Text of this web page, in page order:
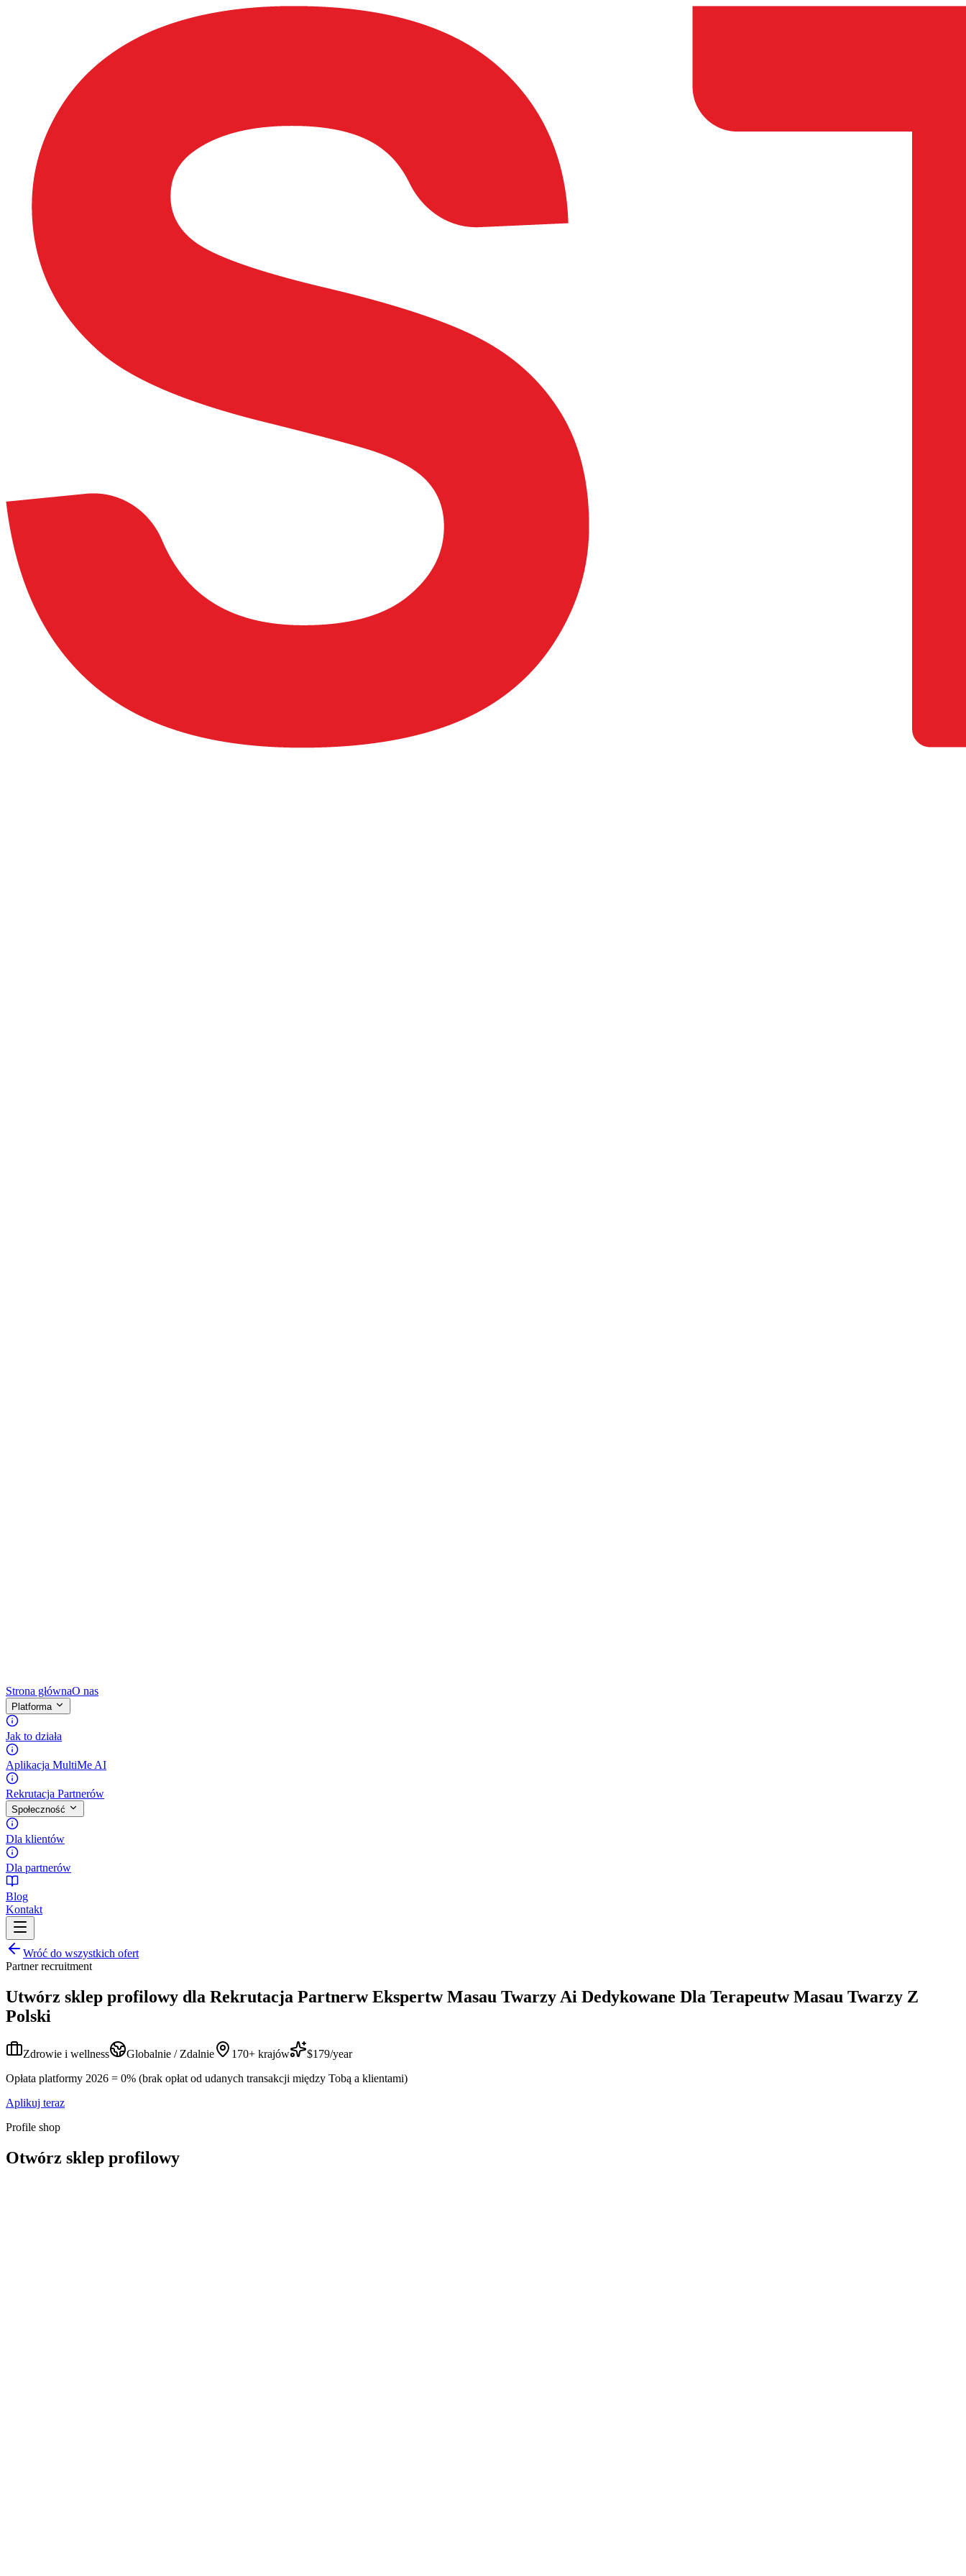
Strona głównaO nas
Platforma
Jak to działa
Aplikacja MultiMe AI
Rekrutacja Partnerów
Społeczność
Dla klientów
Dla partnerów
Blog
Kontakt
Wróć do wszystkich ofert
Partner recruitment
Utwórz sklep profilowy dla Rekrutacja Partnerw Ekspertw Masau Twarzy Ai Dedykowane Dla Terapeutw Masau Twarzy Z
Polski
Zdrowie i wellness Globalnie / Zdalnie 170+ krajów
$179/year
Opłata platformy 2026 = 0% (brak opłat od udanych transakcji między Tobą a klientami)
Aplikuj teraz
Profile shop
Otwórz sklep profilowy